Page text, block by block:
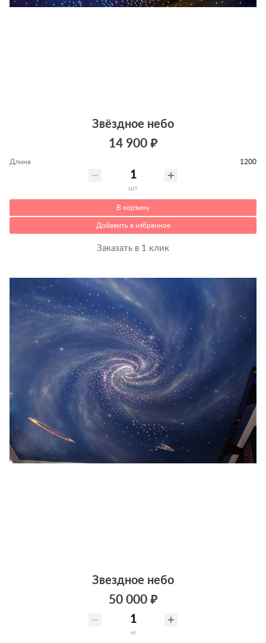
Звёздное небо
14 900 ₽
Длина 1200
шт
В корзину
Добавить в избранное
Заказать в 1 клик
Звездное небо
50 000 ₽
м